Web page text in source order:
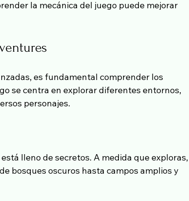
la mecánica del juego puede mejorar
es fundamental comprender los
se centra en explorar diferentes entornos,
personajes.
lleno de secretos. A medida que exploras,
bosques oscuros hasta campos amplios y